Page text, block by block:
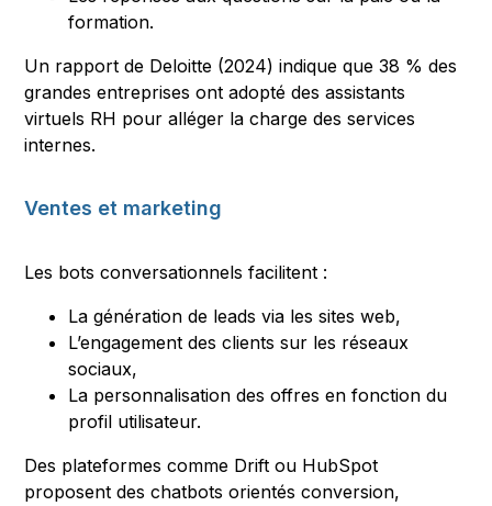
formation.
Un rapport de Deloitte (2024) indique que 38 % des
grandes entreprises ont adopté des assistants
virtuels RH pour alléger la charge des services
internes.
Ventes et marketing
Les bots conversationnels facilitent :
La génération de leads via les sites web,
L’engagement des clients sur les réseaux
sociaux,
La personnalisation des offres en fonction du
profil utilisateur.
Des plateformes comme Drift ou HubSpot
proposent des chatbots orientés conversion,